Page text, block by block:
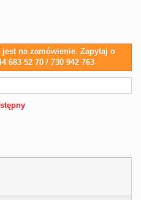
na zamówienie. Zapytaj o
683 52 70 / 730 942 763